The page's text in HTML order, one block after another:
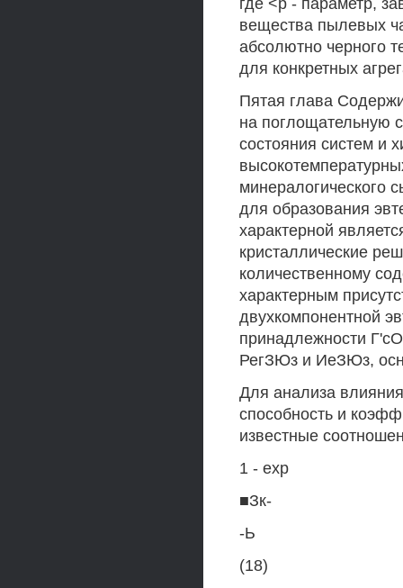
где <р - параметр,
вещества пылевых
абсолютно черного
для конкретных
Пятая глава
на поглощательную
состояния систем и
минералогического
для образования
характерной
кристаллические
количественному
характерным
двухкомпонентной
принадлежности
РегЗЮз и ИеЗЮз,
Для анализа
способность и
известные
1 - ехр
■Зк-
-Ь
(18)